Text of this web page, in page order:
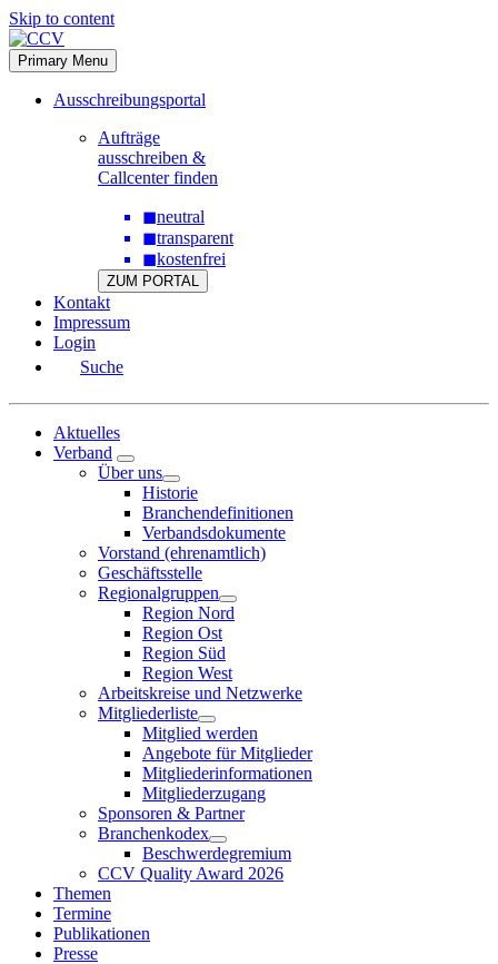
Skip to content
Primary Menu
Ausschreibungsportal
Aufträge
ausschreiben &
Callcenter finden
◼neutral
◼transparent
◼kostenfrei
ZUM PORTAL
Kontakt
Impressum
Login
Suche
Aktuelles
Verband
Über uns
Historie
Branchendefinitionen
Verbandsdokumente
Vorstand (ehrenamtlich)
Geschäftsstelle
Regionalgruppen
Region Nord
Region Ost
Region Süd
Region West
Arbeitskreise und Netzwerke
Mitgliederliste
Mitglied werden
Angebote für Mitglieder
Mitgliederinformationen
Mitgliederzugang
Sponsoren & Partner
Branchenkodex
Beschwerdegremium
CCV Quality Award 2026
Themen
Termine
Publikationen
Presse